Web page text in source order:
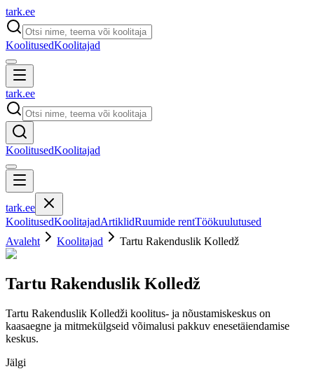
tark.ee
KoolitusedKoolitajad
tark.ee
KoolitusedKoolitajad
tark.ee
KoolitusedKoolitajadArtiklidRuumide rentTöökuulutused
Avaleht
Koolitajad Tartu Rakenduslik Kolledž
Tartu Rakenduslik Kolledž
Tartu Rakenduslik Kolledži koolitus- ja nõustamiskeskus on
kaasaegne ja mitmekülgseid võimalusi pakkuv enesetäiendamise
keskus.
Jälgi